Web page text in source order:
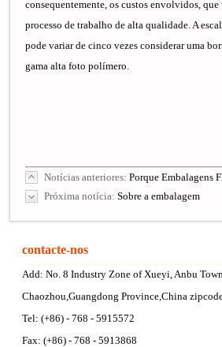
consequentemente, os custos envolvidos, que
processo de trabalho de alta qualidade. A
pode variar de cinco vezes considerar uma
gama alta foto polímero.
Notícias anteriores: Porque Embalagens
Próxima notícia: Sobre a embalagem
contacte-nos
Add: No. 8 Industry Zone of Xueyi, Anbu
Chaozhou,Guangdong Province,China
Tel: (+86) - 768 - 5915572
Fax: (+86) - 768 - 5913868